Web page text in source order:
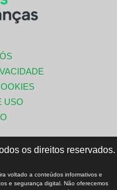
USO
os direitos reservados.
voltado a conteúdos informativos e
e segurança digital. Não oferecemos